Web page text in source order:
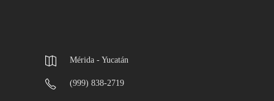
Mérida - Yucatán
(999) 838-2719